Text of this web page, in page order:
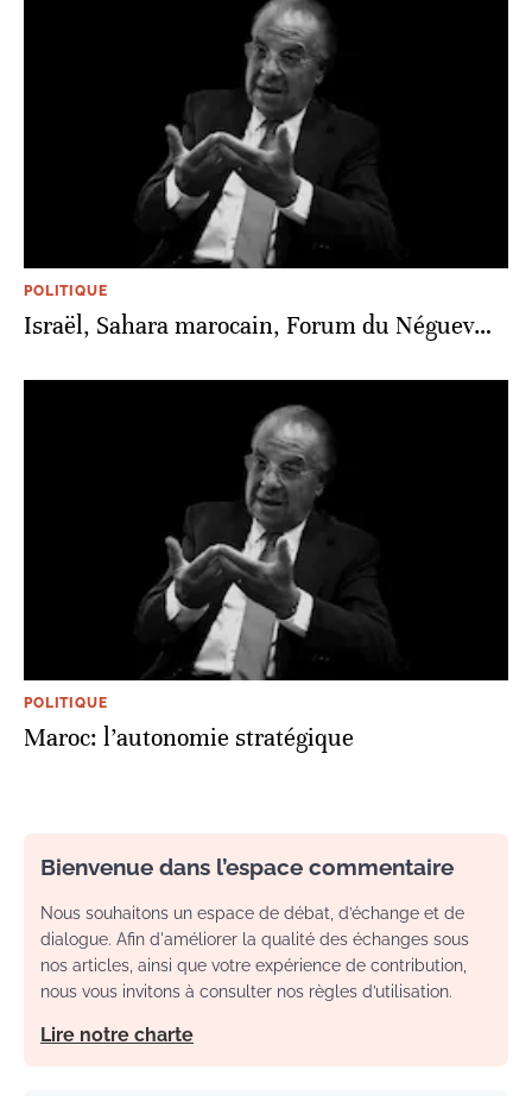
POLITIQUE
Israël, Sahara marocain, Forum du Néguev…
POLITIQUE
Maroc: l’autonomie stratégique
Bienvenue dans l’espace commentaire
Nous souhaitons un espace de débat, d’échange et de
dialogue. Afin d'améliorer la qualité des échanges sous
nos articles, ainsi que votre expérience de contribution,
nous vous invitons à consulter nos règles d’utilisation.
Lire notre charte